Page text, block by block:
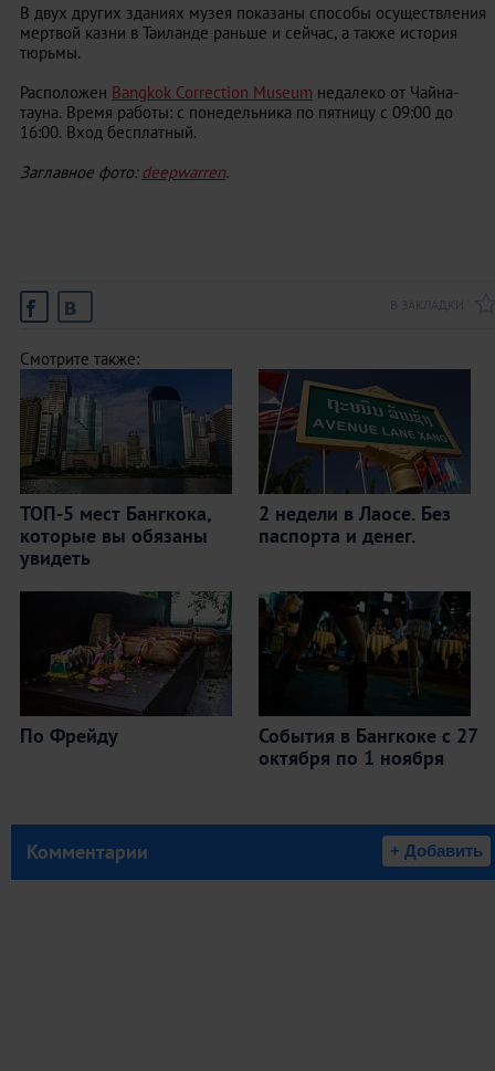
В двух других зданиях музея показаны способы осуществления
мертвой казни в Таиланде раньше и сейчас, а также история
тюрьмы.
Расположен Bangkok Correction Museum недалеко от Чайна-
тауна. Время работы: с понедельника по пятницу с 09:00 до
16:00. Вход бесплатный.
Заглавное фото:deepwarren.
Смотрите также:
ТОП-5 мест Бангкока,
которые вы обязаны
увидеть
2 недели в Лаосе. Без
паспорта и денег.
По Фрейду
События в Бангкоке с 27
октября по 1 ноября
Комментарии + Добавить